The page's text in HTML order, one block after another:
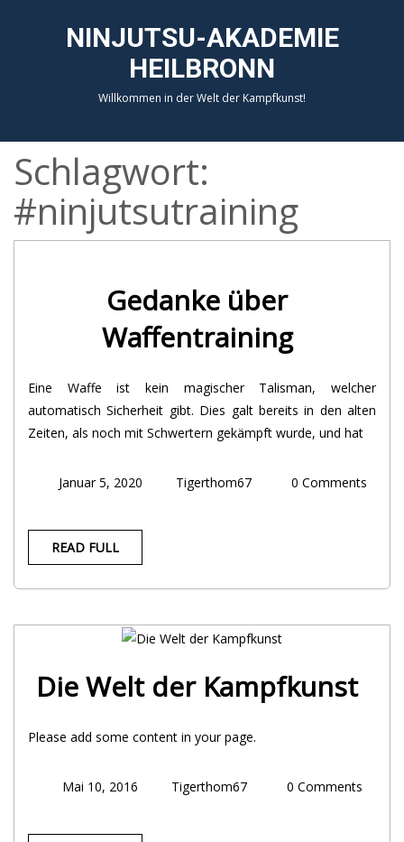
NINJUTSU-AKADEMIE
HEILBRONN
Willkommen in der Welt der Kampfkunst!
Schlagwort:
#ninjutsutraining
Gedanke über
Waffentraining
Eine Waffe ist kein magischer Talisman, welcher
automatisch Sicherheit gibt. Dies galt bereits in den alten
Zeiten, als noch mit Schwertern gekämpft wurde, und hat
Januar 5, 2020 Tigerthom67 0 Comments
READ FULL
Die Welt der Kampfkunst
Please add some content in your page.
Mai 10, 2016 Tigerthom67 0 Comments